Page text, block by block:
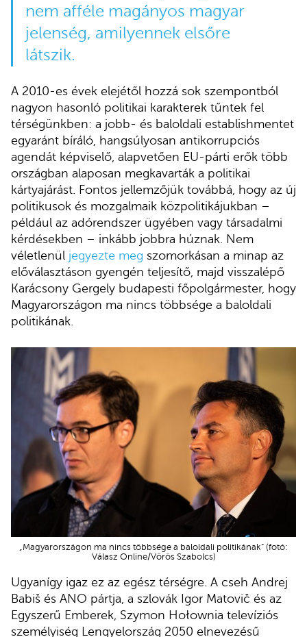
nem afféle magányos magyar
jelenség, amilyennek elsőre
látszik.
A 2010-es évek elejétől hozzá sok szempontból
nagyon hasonló politikai karakterek tűntek fel
térségünkben: a jobb- és baloldali establishmentet
egyaránt bíráló, hangsúlyosan antikorrupciós
agendát képviselő, alapvetően EU-párti erők több
országban alaposan megkavarták a politikai
kártyajárást. Fontos jellemzőjük továbbá, hogy az új
politikusok és mozgalmaik közpolitikájukban –
például az adórendszer ügyében vagy társadalmi
kérdésekben – inkább jobbra húznak. Nem
véletlenül jegyezte meg szomorkásan a minap az
előválasztáson gyengén teljesítő, majd visszalépő
Karácsony Gergely budapesti főpolgármester, hogy
Magyarországon ma nincs többsége a baloldali
politikának.
„Magyarországon ma nincs többsége a baloldali politikának” (fotó:
Válasz Online/Vörös Szabolcs)
Ugyanígy igaz ez az egész térségre. A cseh Andrej
Babiš és ANO pártja, a szlovák Igor Matovič és az
Egyszerű Emberek, Szymon Hołownia televíziós
személyiség Lengyelország 2050 elnevezésű